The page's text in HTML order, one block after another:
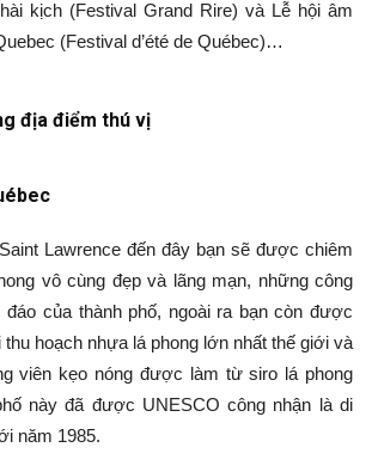
kịch (Festival Grand Rire) và Lễ hội âm
(Festival d’été de Québec)…
địa điểm thú vị
Lawrence đến đây bạn sẽ được chiêm
vô cùng đẹp và lãng mạn, những công
của thành phố, ngoài ra bạn còn được
thu hoạch nhựa lá phong lớn nhất thế giới và
viên kẹo nóng được làm từ siro lá phong
này đã được UNESCO công nhận là di
năm 1985.